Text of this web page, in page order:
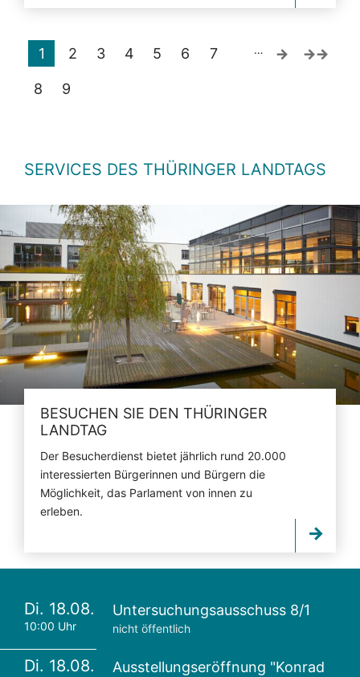
1 2 3 4 5 6 7
8 9
…
SERVICES DES THÜRINGER LANDTAGS
BESUCHEN SIE DEN THÜRINGER
LANDTAG
Der Besucherdienst bietet jährlich rund 20.000
interessierten Bürgerinnen und Bürgern die
Möglichkeit, das Parlament von innen zu
erleben.
Di. 18.08.
10:00 Uhr
Untersuchungsausschuss 8/1
nicht öffentlich
Di. 18.08.
Ausstellungseröffnung "Konrad